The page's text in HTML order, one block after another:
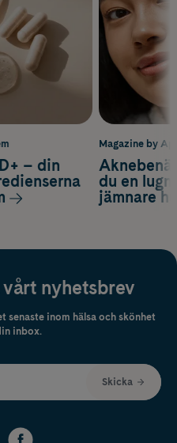
Magazine by
du en
jämnare
– din
nyhetsbrev
senaste inom hälsa och skönhet
inbox.
Skicka